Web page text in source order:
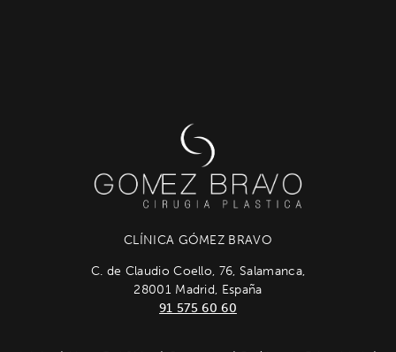
CLÍNICA GÓMEZ BRAVO
C. de Claudio Coello, 76, Salamanca,
28001 Madrid, España
91 575 60 60